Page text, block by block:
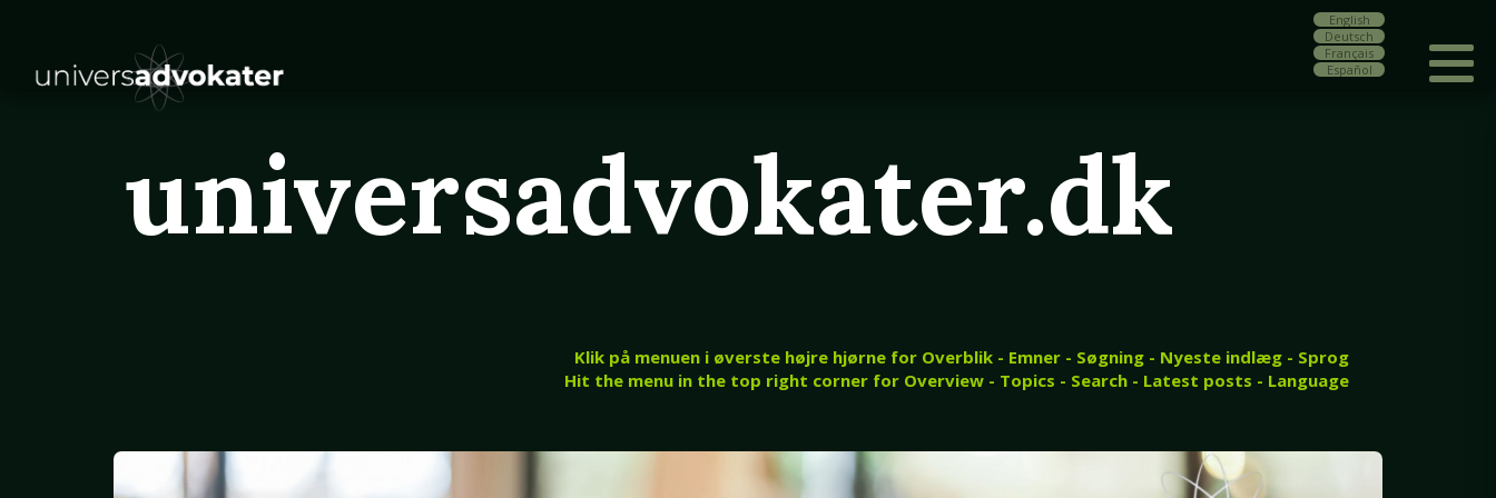
English
Deutsch
Français
Español
universadvokater.dk
Klik på menuen i øverste højre hjørne for Overblik - Emner - Søgning - Nyeste indlæg - Sprog
Hit the menu in the top right corner for Overview - Topics - Search - Latest posts - Language